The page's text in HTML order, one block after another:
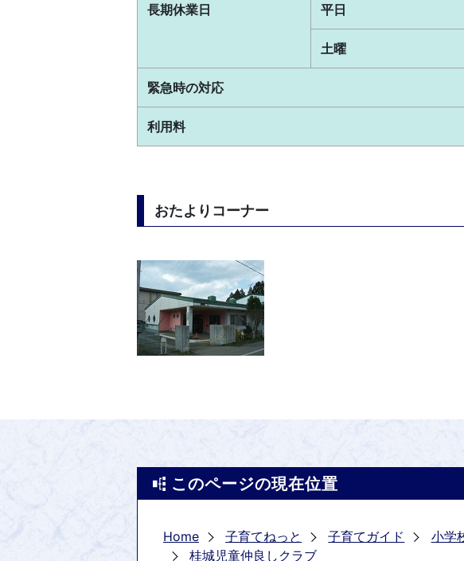
長期休業日 平日
土曜
緊急時の対応
利用料
おたよりコーナー
このページの現在位置
Home 子育てねっと 子育てガイド 小学
桂城児童仲良しクラブ